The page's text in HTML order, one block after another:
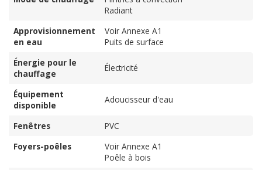
Radiant
Approvisionnement
en eau
Voir Annexe A1
Puits de surface
Énergie pour le
chauffage
Électricité
Équipement
disponible
Adoucisseur d'eau
Fenêtres
PVC
Foyers-poêles
Voir Annexe A1
Poêle à bois